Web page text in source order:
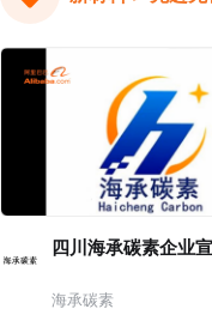
四川海承碳素企业
海承碳素